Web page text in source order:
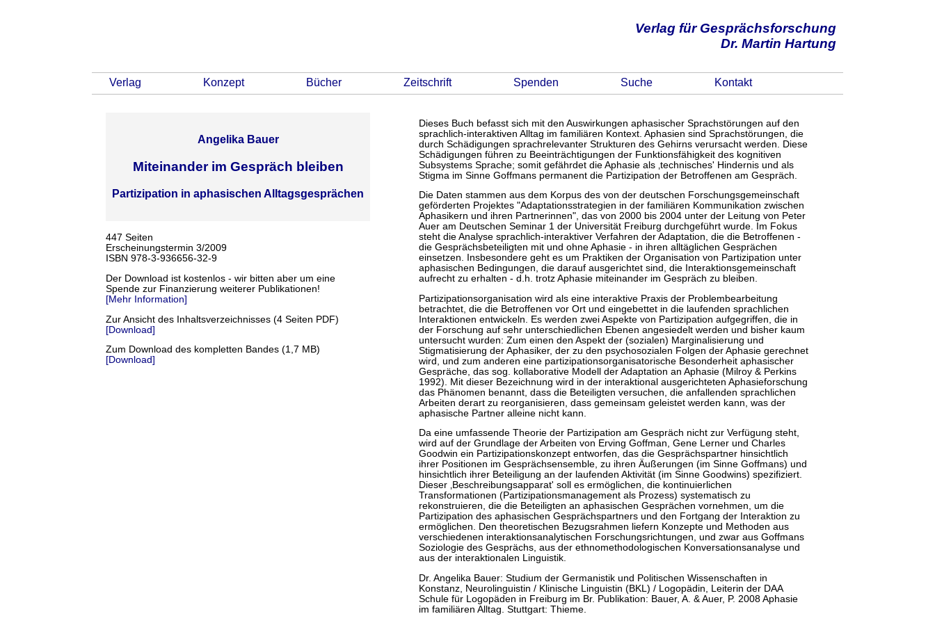
Verlag für Gesprächsforschung
Dr. Martin Hartung
Verlag Konzept Bücher Zeitschrift Spenden Suche Kontakt
Angelika Bauer
Miteinander im Gespräch bleiben
Partizipation in aphasischen Alltagsgesprächen
447 Seiten
Erscheinungstermin 3/2009
ISBN 978-3-936656-32-9
Der Download ist kostenlos - wir bitten aber um eine
Spende zur Finanzierung weiterer Publikationen!
[Mehr Information]
Zur Ansicht des Inhaltsverzeichnisses (4 Seiten PDF)
[Download]
Zum Download des kompletten Bandes (1,7 MB)
[Download]
Dieses Buch befasst sich mit den Auswirkungen aphasischer Sprachstörungen auf den
sprachlich-interaktiven Alltag im familiären Kontext. Aphasien sind Sprachstörungen, die
durch Schädigungen sprachrelevanter Strukturen des Gehirns verursacht werden. Diese
Schädigungen führen zu Beeinträchtigungen der Funktionsfähigkeit des kognitiven
Subsystems Sprache; somit gefährdet die Aphasie als ‚technisches' Hindernis und als
Stigma im Sinne Goffmans permanent die Partizipation der Betroffenen am Gespräch.
Die Daten stammen aus dem Korpus des von der deutschen Forschungsgemeinschaft
geförderten Projektes "Adaptationsstrategien in der familiären Kommunikation zwischen
Aphasikern und ihren Partnerinnen", das von 2000 bis 2004 unter der Leitung von Peter
Auer am Deutschen Seminar 1 der Universität Freiburg durchgeführt wurde. Im Fokus
steht die Analyse sprachlich-interaktiver Verfahren der Adaptation, die die Betroffenen -
die Gesprächsbeteiligten mit und ohne Aphasie - in ihren alltäglichen Gesprächen
einsetzen. Insbesondere geht es um Praktiken der Organisation von Partizipation unter
aphasischen Bedingungen, die darauf ausgerichtet sind, die Interaktionsgemeinschaft
aufrecht zu erhalten - d.h. trotz Aphasie miteinander im Gespräch zu bleiben.
Partizipationsorganisation wird als eine interaktive Praxis der Problembearbeitung
betrachtet, die die Betroffenen vor Ort und eingebettet in die laufenden sprachlichen
Interaktionen entwickeln. Es werden zwei Aspekte von Partizipation aufgegriffen, die in
der Forschung auf sehr unterschiedlichen Ebenen angesiedelt werden und bisher kaum
untersucht wurden: Zum einen den Aspekt der (sozialen) Marginalisierung und
Stigmatisierung der Aphasiker, der zu den psychosozialen Folgen der Aphasie gerechnet
wird, und zum anderen eine partizipationsorganisatorische Besonderheit aphasischer
Gespräche, das sog. kollaborative Modell der Adaptation an Aphasie (Milroy & Perkins
1992). Mit dieser Bezeichnung wird in der interaktional ausgerichteten Aphasieforschung
das Phänomen benannt, dass die Beteiligten versuchen, die anfallenden sprachlichen
Arbeiten derart zu reorganisieren, dass gemeinsam geleistet werden kann, was der
aphasische Partner alleine nicht kann.
Da eine umfassende Theorie der Partizipation am Gespräch nicht zur Verfügung steht,
wird auf der Grundlage der Arbeiten von Erving Goffman, Gene Lerner und Charles
Goodwin ein Partizipationskonzept entworfen, das die Gesprächspartner hinsichtlich
ihrer Positionen im Gesprächsensemble, zu ihren Äußerungen (im Sinne Goffmans) und
hinsichtlich ihrer Beteiligung an der laufenden Aktivität (im Sinne Goodwins) spezifiziert.
Dieser ‚Beschreibungsapparat' soll es ermöglichen, die kontinuierlichen
Transformationen (Partizipationsmanagement als Prozess) systematisch zu
rekonstruieren, die die Beteiligten an aphasischen Gesprächen vornehmen, um die
Partizipation des aphasischen Gesprächspartners und den Fortgang der Interaktion zu
ermöglichen. Den theoretischen Bezugsrahmen liefern Konzepte und Methoden aus
verschiedenen interaktionsanalytischen Forschungsrichtungen, und zwar aus Goffmans
Soziologie des Gesprächs, aus der ethnomethodologischen Konversationsanalyse und
aus der interaktionalen Linguistik.
Dr. Angelika Bauer: Studium der Germanistik und Politischen Wissenschaften in
Konstanz, Neurolinguistin / Klinische Linguistin (BKL) / Logopädin, Leiterin der DAA
Schule für Logopäden in Freiburg im Br. Publikation: Bauer, A. & Auer, P. 2008 Aphasie
im familiären Alltag. Stuttgart: Thieme.